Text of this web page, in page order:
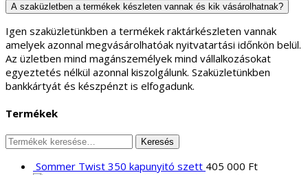
A szaküzletben a termékek készleten vannak és kik vásárolhatnak?
Igen szaküzletünkben a termékek raktárkészleten vannak
amelyek azonnal megvásárolhatóak nyitvatartási időnkön belül.
Az üzletben mind magánszemélyek mind vállalkozásokat
egyeztetés nélkül azonnal kiszolgálunk. Szaküzletünkben
bankkártyát és készpénzt is elfogadunk.
Termékek
Keresés
következőre:
Keresés
Sommer Twist 350 kapunyitó szett 405 000 Ft